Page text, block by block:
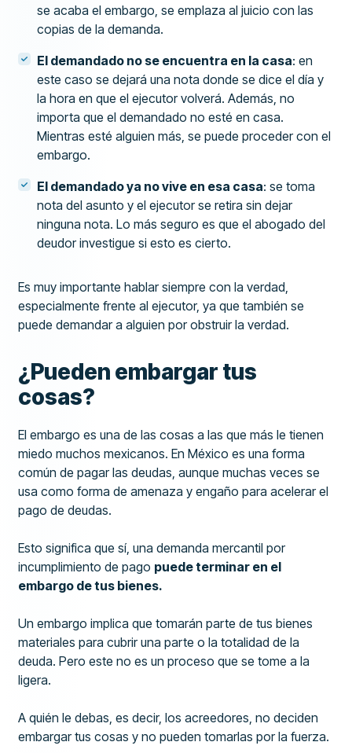
se acaba el embargo, se emplaza al juicio con las
copias de la demanda.
El demandado no se encuentra en la casa: en
este caso se dejará una nota donde se dice el día y
la hora en que el ejecutor volverá. Además, no
importa que el demandado no esté en casa.
Mientras esté alguien más, se puede proceder con el
embargo.
El demandado ya no vive en esa casa: se toma
nota del asunto y el ejecutor se retira sin dejar
ninguna nota. Lo más seguro es que el abogado del
deudor investigue si esto es cierto.
Es muy importante hablar siempre con la verdad,
especialmente frente al ejecutor, ya que también se
puede demandar a alguien por obstruir la verdad.
¿Pueden embargar tus
cosas?
El embargo es una de las cosas a las que más le tienen
miedo muchos mexicanos. En México es una forma
común de pagar las deudas, aunque muchas veces se
usa como forma de amenaza y engaño para acelerar el
pago de deudas.
Esto significa que sí, una demanda mercantil por
incumplimiento de pago puede terminar en el
embargo de tus bienes.
Un embargo implica que tomarán parte de tus bienes
materiales para cubrir una parte o la totalidad de la
deuda. Pero este no es un proceso que se tome a la
ligera.
A quién le debas, es decir, los acreedores, no deciden
embargar tus cosas y no pueden tomarlas por la fuerza.